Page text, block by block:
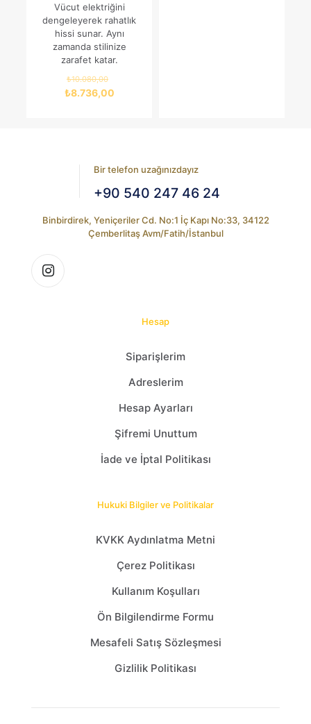
Vücut elektriğini
dengeleyerek rahatlık
hissi sunar. Aynı
zamanda stilinize
zarafet katar.
₺10.080,00
fiyat:
₺8.736,00Şu
Bir telefon uzağınızdayız
+90 540 247 46 24
Binbirdirek, Yeniçeriler Cd. No:1 İç Kapı No:33, 34122
Çemberlitaş Avm/Fatih/İstanbul
Hesap
Siparişlerim
Adreslerim
Hesap Ayarları
Şifremi Unuttum
İade ve İptal Politikası
Hukuki Bilgiler ve Politikalar
KVKK Aydınlatma Metni
Çerez Politikası
Kullanım Koşulları
Ön Bilgilendirme Formu
Mesafeli Satış Sözleşmesi
Gizlilik Politikası